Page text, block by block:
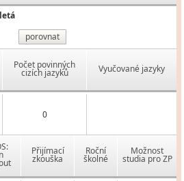
porovnat
Počet povinných
cizích jazyků Vyučované jazyky
0
Přijímací
zkouška
Roční
školné
Možnost
studia pro ZP